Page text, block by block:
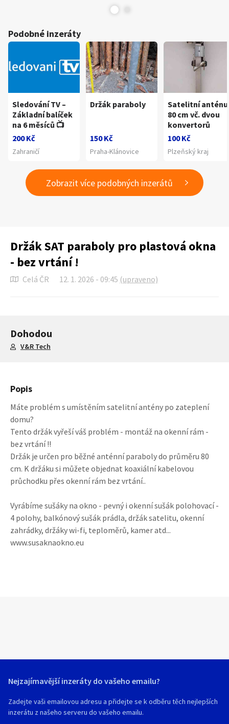
Podobné inzeráty
Sledování TV –
Základní balíček
na 6 měsíců 📺
200 Kč
Zahraničí
Držák paraboly
150 Kč
Praha-Klánovice
Satelitní anténu
80 cm vč. dvou
konvertorů
100 Kč
Plzeňský kraj
Zobrazit více podobných inzerátů
Držák SAT paraboly pro plastová okna
- bez vrtání !
Celá ČR 12. 1. 2026 - 09:45 (upraveno)
Dohodou
V&R Tech
Popis
Máte problém s umístěním satelitní antény po zateplení
domu?
Tento držák vyřeší váš problém - montáž na okenní rám -
bez vrtání !!
Držák je určen pro běžné anténní paraboly do průměru 80
cm. K držáku si můžete objednat koaxiální kabelovou
průchodku přes okenní rám bez vrtání..
Vyrábíme sušáky na okno - pevný i okenní sušák polohovací -
4 polohy, balkónový sušák prádla, držák satelitu, okenní
zahrádky, držáky wi-fi, teploměrů, kamer atd...
www.susaknaokno.eu
Nejzajímavější inzeráty do vašeho emailu?
Zadejte vaši emailovou adresu a přidejte se k odběru těch nejlepších
inzerátu z našeho serveru do vašeho emailu.